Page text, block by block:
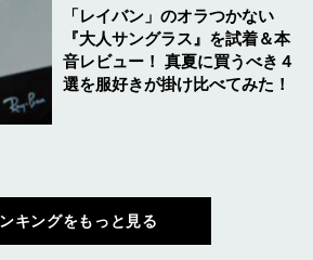
「レイバン」のオラつかない
『大人サングラス』を試着＆本
音レビュー！ 真夏に買うべき４
選を服好きが掛け比べてみた！
キングをもっと見る